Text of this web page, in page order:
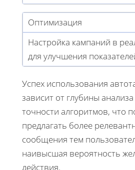
Оптимизация
Настройка кампаний в
для улучшения
Успех использования
зависит от глубины
точности алгоритмов, что
предлагать более
сообщения тем
наивысшая вероятность
действия.